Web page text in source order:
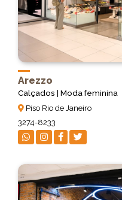
Arezzo
Calçados | Moda feminina
Piso Rio de Janeiro
3274-8233